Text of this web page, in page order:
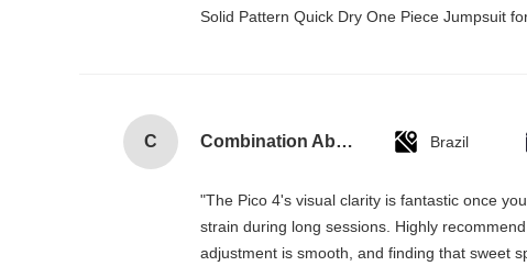
Solid Pattern Quick Dry One Piece Jumpsuit
C Combination Abs Open Padlock Hasp Lockout Station Board Brazil
"The Pico 4's visual clarity is fantastic once
strain during long sessions. Highly
adjustment is smooth, and finding that sweet